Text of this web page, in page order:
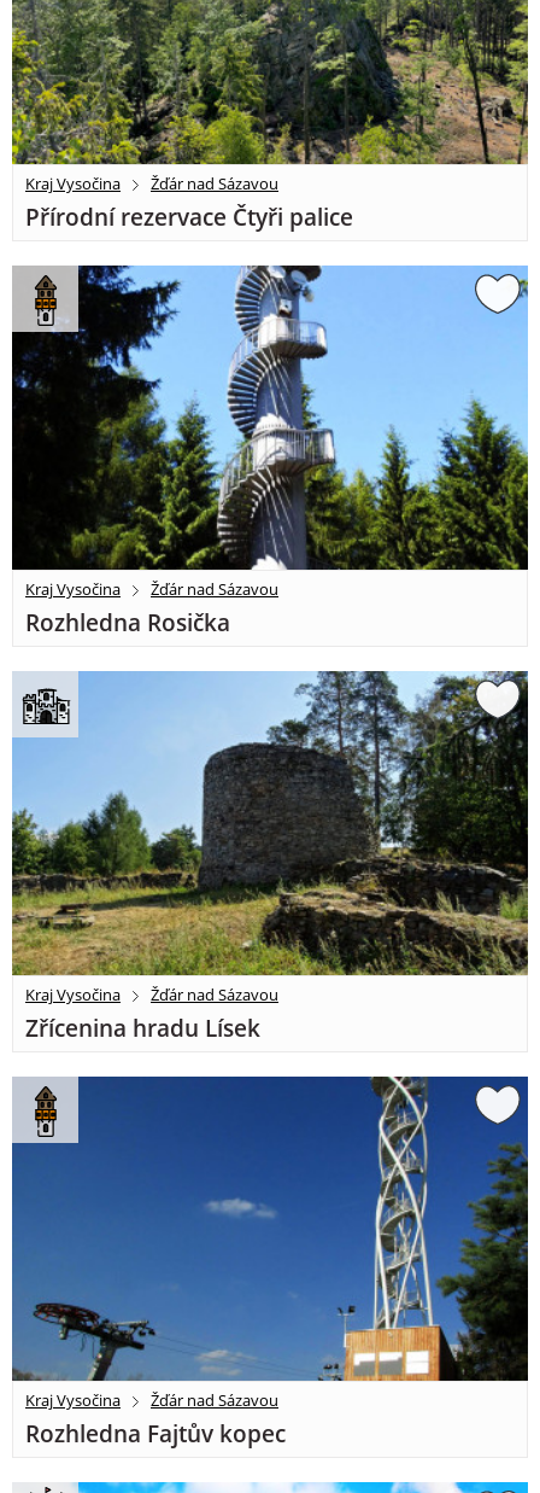
Kraj Vysočina Žďár nad Sázavou
Přírodní rezervace Čtyři palice
Kraj Vysočina Žďár nad Sázavou
Rozhledna Rosička
Kraj Vysočina Žďár nad Sázavou
Zřícenina hradu Lísek
Kraj Vysočina Žďár nad Sázavou
Rozhledna Fajtův kopec